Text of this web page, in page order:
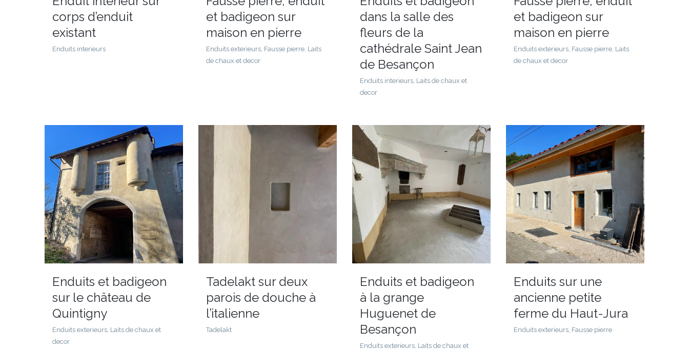
corps d’enduit
existant
Enduits interieurs
et badigeon sur
maison en pierre
Enduits exterieurs, Fausse pierre, Laits
de chaux et decor
dans la salle des
fleurs de la
cathédrale Saint Jean
de Besançon
Enduits interieurs, Laits de chaux et
decor
et badigeon sur
maison en pierre
Enduits exterieurs, Fausse pierre, Laits
de chaux et decor
Enduits et badigeon
sur le château de
Quintigny
Enduits exterieurs, Laits de chaux et
decor
Tadelakt sur deux
parois de douche à
l’italienne
Tadelakt
Enduits et badigeon
à la grange
Huguenet de
Besançon
Enduits exterieurs, Laits de chaux et
Enduits sur une
ancienne petite
ferme du Haut-Jura
Enduits exterieurs, Fausse pierre